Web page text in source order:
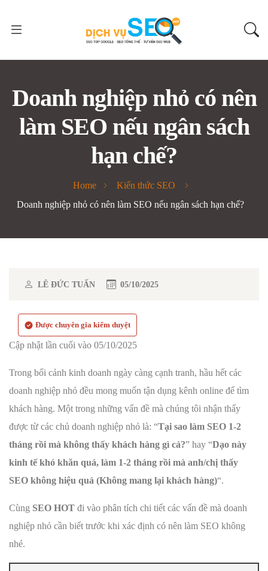
Doanh nghiệp nhỏ có nên
làm SEO nếu ngân sách
hạn chế?
Home
Kiến thức SEO
Doanh nghiệp nhỏ có nên làm SEO nếu ngân sách hạn chế?
LÊ ĐỨC TUẤN 05/10/2025
Được chuyên gia kiểm duyệt
Cập nhật lần cuối vào 05/10/2025
Trong bối cảnh kinh doanh ngày càng cạnh tranh, hầu hết các
doanh nghiệp nhỏ đều mong muốn tận dụng kênh online để tìm
khách hàng. Một trong những vấn đề mà chúng tôi nhận thấy
được từ các chủ doanh nghiệp nhỏ là: “Tại sao làm SEO 1-2
tháng rồi mà không thấy khách hàng gì cả?” hay “Dạo này
kinh tế khó khăn quá, làm 1-2 tháng rồi mà anh/chị thấy
SEO không hiệu quả (Không mang lại khách hàng)“.
Cùng SEO HOT đi vào phân tích chi tiết các vấn đề mà doanh
nghiệp nhỏ cần biết trước khi xác định có nên làm SEO không
nhé.